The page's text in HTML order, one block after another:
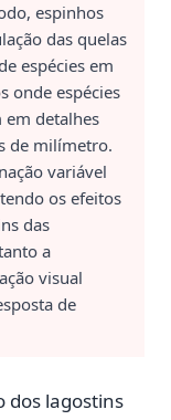
espinhos
das quelas
espécies em
onde espécies
detalhes
de milímetro.
variável
os efeitos
das
a
visual
de
dos lagostins